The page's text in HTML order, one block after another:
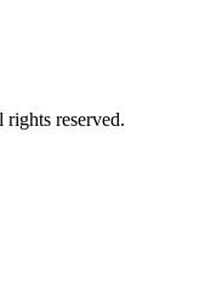
reserved.